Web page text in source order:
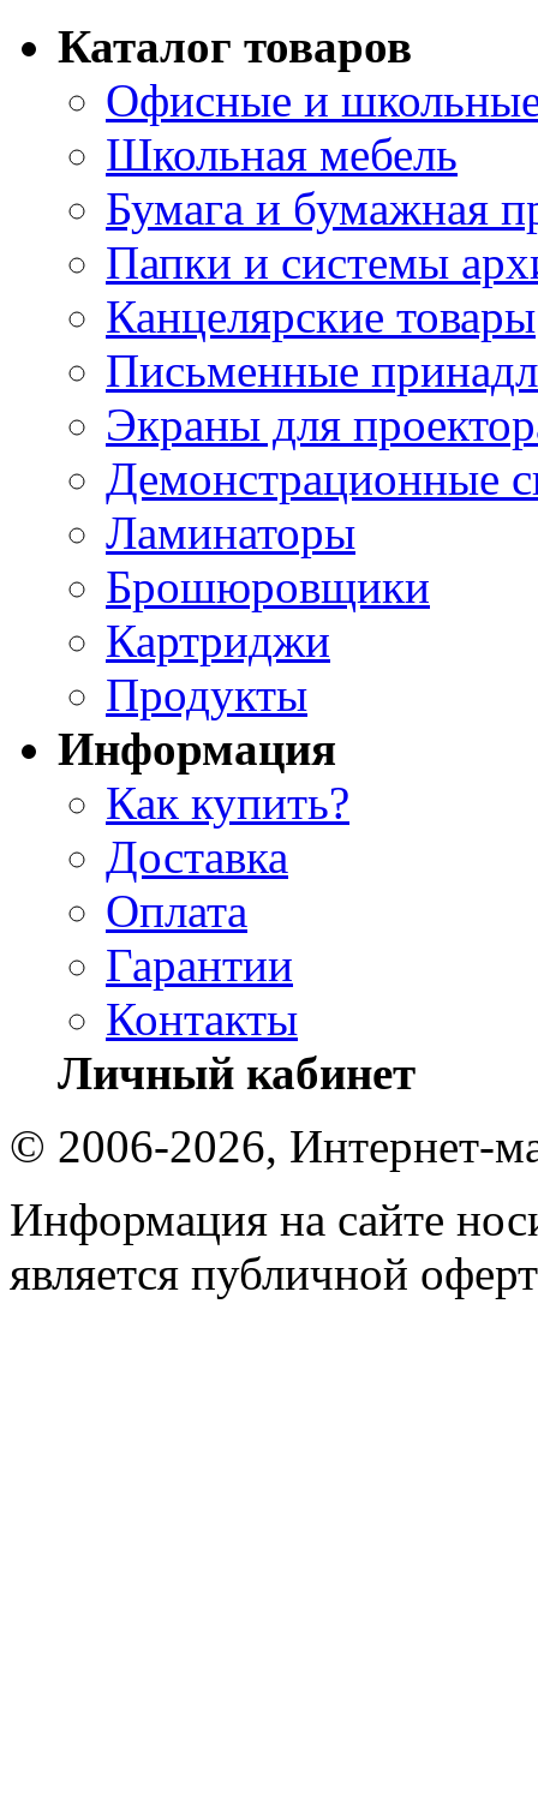
Каталог товаров
Офисные и
Школьная мебель
Бумага и бумажная
Папки и системы
Канцелярские товары
Письменные
Экраны для
Демонстрационные
Ламинаторы
Брошюровщики
Картриджи
Продукты
Информация
Как купить?
Доставка
Оплата
Гарантии
Контакты
Личный кабинет
© 2006-2026, Интернет-
Информация на сайте
является публичной